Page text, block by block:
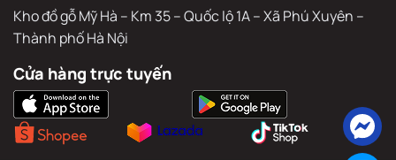
Kho đồ gỗ Mỹ Hà – Km 35 – Quốc lộ 1A – Xã Phú Xuyên –
Thành phố Hà Nội
Cửa hàng trực tuyến